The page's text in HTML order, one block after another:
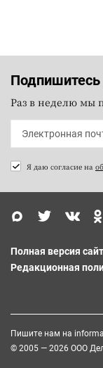
Раз в неделю мы
Я даю согласие на
Полная версия
Редакционная
Пишите нам на
© 2005 — 2026 ООО